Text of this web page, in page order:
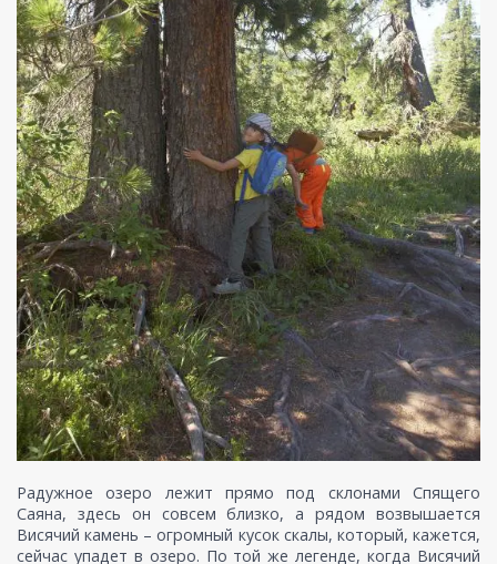
Радужное озеро лежит прямо под склонами Спящего
Саяна, здесь он совсем близко, а рядом возвышается
Висячий камень – огромный кусок скалы, который, кажется,
сейчас упадет в озеро. По той же легенде, когда Висячий